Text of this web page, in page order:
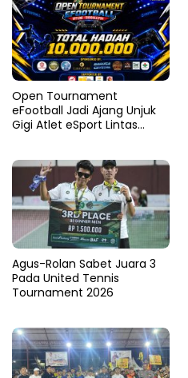
Open Tournament
eFootball Jadi Ajang Unjuk
Gigi Atlet eSport Lintas
Agus-Rolan Sabet Juara 3
Pada United Tennis
Tournament 2026